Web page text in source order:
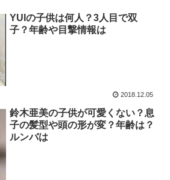
YUIの子供は何人？3人目で双
子？年齢や目撃情報は
2018.12.05
鈴木亜美の子供が可愛くない？息
子の髪型や頭の形が変？年齢は？
ルンバは